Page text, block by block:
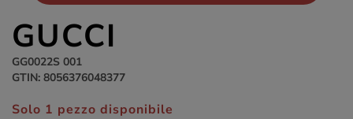
GUCCI
GG0022S 001
GTIN: 8056376048377
Solo 1 pezzo disponibile